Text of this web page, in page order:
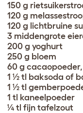
150 g
120 g
120 g lichtbruine
3 middengrote
200 g yoghurt
250 g bloem
60 g
1 ½ tl baksoda of
1 ½ tl
1 tl kaneelpoeder
¼ tl fijn tafelzout